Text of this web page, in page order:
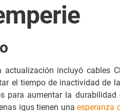
incluyó cables
el tiempo de inactividad de
para aumentar la
igus tienen unaesperanza